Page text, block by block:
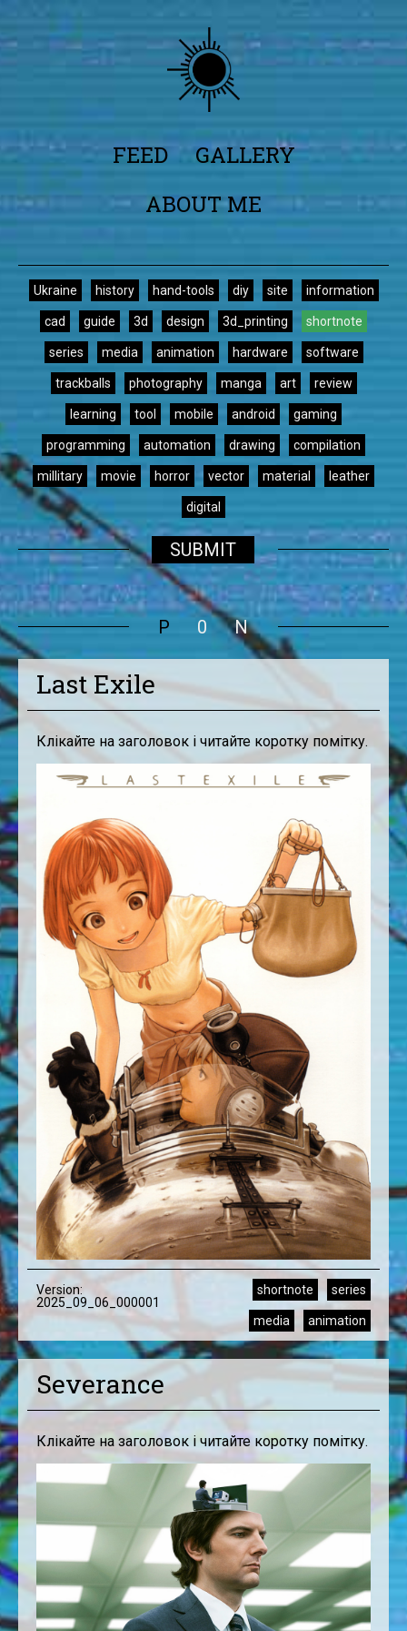
FEED
GALLERY
ABOUT ME
Ukraine history hand-tools diy site information
cad guide 3d design 3d_printing shortnote
series media animation hardware software
trackballs photography manga art review
learning tool mobile android gaming
programming automation drawing compilation
millitary movie horror vector material leather
digital
SUBMIT
P 0 N
Last Exile
Клікайте на заголовок і читайте коротку помітку.
Version:
2025_09_06_000001
shortnote series
media animation
Severance
Клікайте на заголовок і читайте коротку помітку.